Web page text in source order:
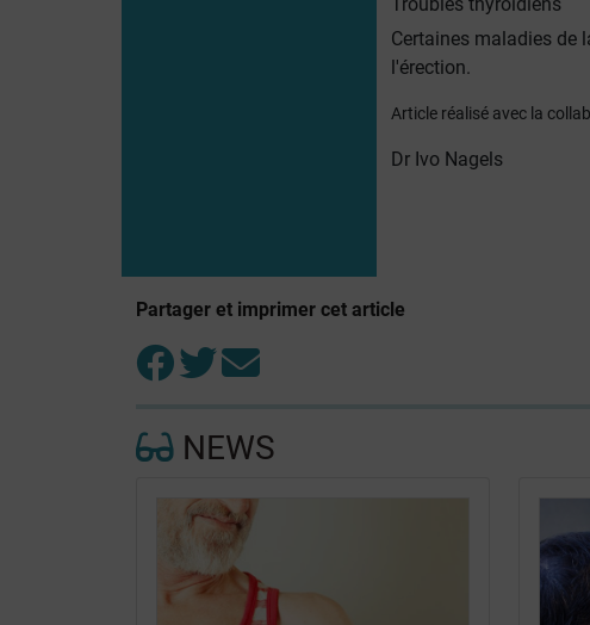
Certaines maladies de
l'érection.
Article réalisé avec la
Dr Ivo Nagels
Partager et imprimer cet article
NEWS